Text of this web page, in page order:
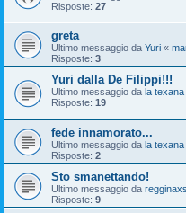
Risposte: 27
greta
Ultimo messaggio da Yuri «
Risposte: 3
Yuri dalla De Filippi!!!
Ultimo messaggio da la texana
Risposte: 19
fede innamorato...
Ultimo messaggio da la texana
Risposte: 2
Sto smanettando!
Ultimo messaggio da
Risposte: 9